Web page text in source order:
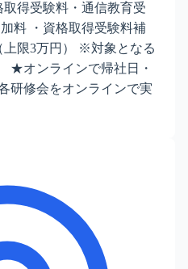
得受験料・通信教育受
料 ・資格取得受験料補
限3万円） ※対象となる
★オンラインで帰社日・
修会をオンラインで実